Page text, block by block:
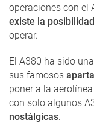
operaciones con el
existe la posibilidad
operar.
El A380 ha sido
sus famosos
poner a la
con solo algunos
nostálgicas.